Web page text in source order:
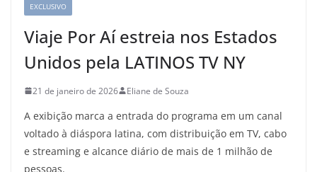
EXCLUSIVO
Viaje Por Aí estreia nos Estados
Unidos pela LATINOS TV NY
21 de janeiro de 2026 Eliane de Souza
A exibição marca a entrada do programa em um canal
voltado à diáspora latina, com distribuição em TV, cabo
e streaming e alcance diário de mais de 1 milhão de
pessoas.